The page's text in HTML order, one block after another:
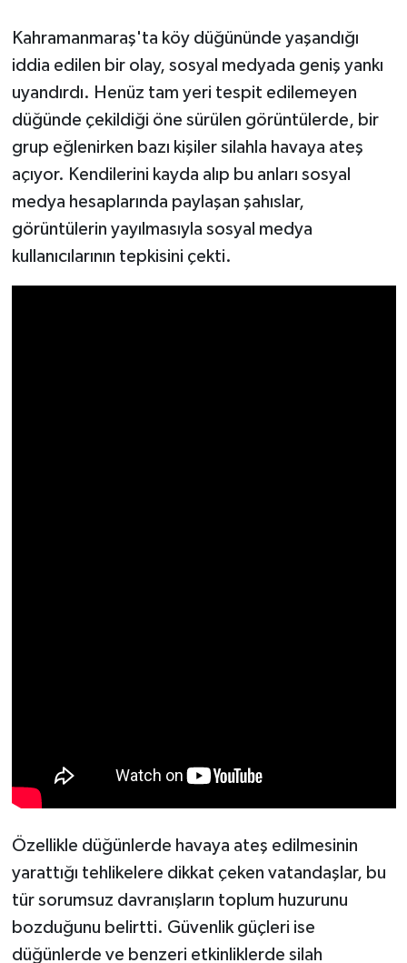
Kahramanmaraş'ta köy düğününde yaşandığı
iddia edilen bir olay, sosyal medyada geniş yankı
uyandırdı. Henüz tam yeri tespit edilemeyen
düğünde çekildiği öne sürülen görüntülerde, bir
grup eğlenirken bazı kişiler silahla havaya ateş
açıyor. Kendilerini kayda alıp bu anları sosyal
medya hesaplarında paylaşan şahıslar,
görüntülerin yayılmasıyla sosyal medya
kullanıcılarının tepkisini çekti.
Özellikle düğünlerde havaya ateş edilmesinin
yarattığı tehlikelere dikkat çeken vatandaşlar, bu
tür sorumsuz davranışların toplum huzurunu
bozduğunu belirtti. Güvenlik güçleri ise
düğünlerde ve benzeri etkinliklerde silah
KADIN-AİLE
YEREL YÖNETİM
MEDYA
ÜÇÜNCÜ SAYFA
BİLİMNET
Politika
YEREL
BÖLGEDEN